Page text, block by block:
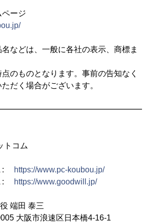
ージ
などは、一般に各社の表示、商標ま
のものとなります。事前の告知なく
だく場合がございます。
トコム
:
https://www.pc-koubou.jp/
:
https://www.goodwill.jp/
端田 泰三
大阪市浪速区日本橋4-16-1